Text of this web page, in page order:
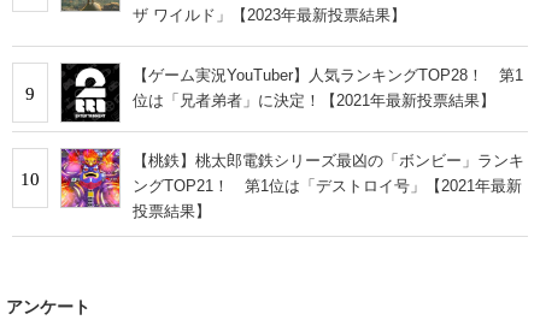
ザ ワイルド」【2023年最新投票結果】
9
【ゲーム実況YouTuber】人気ランキングTOP28！ 第1
位は「兄者弟者」に決定！【2021年最新投票結果】
10
【桃鉄】桃太郎電鉄シリーズ最凶の「ボンビー」ランキ
ングTOP21！ 第1位は「デストロイ号」【2021年最新
投票結果】
アンケート